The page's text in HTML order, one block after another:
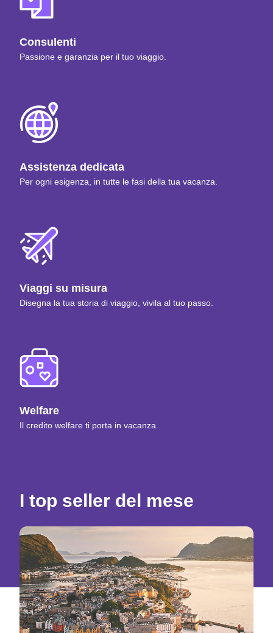
Consulenti
Passione e garanzia per il tuo viaggio.
Assistenza dedicata
Per ogni esigenza, in tutte le fasi della tua vacanza.
Viaggi su misura
Disegna la tua storia di viaggio, vivila al tuo passo.
Welfare
Il credito welfare ti porta in vacanza.
I top seller del mese